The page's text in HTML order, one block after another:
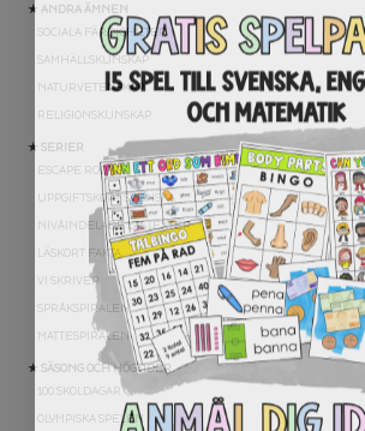
★ ANDRA ÄMNEN
SOCIALA FÄRDIGHETER
SAMHÄLLSKUNSKAP
NATURVETENSKAP
RELIGIONSKUNSKAP
★ SERIER
ESCAPE ROOMS
UPPGIFTSKORT SVENSKA
NIVÅINDELADE LÄSTEXTER
LÄSKORT FAKTA
VI SKRIVER
SPRÅKSPIRALEN
MATTESPIRALEN
★ SÄSONG OCH HÖGTIDER
100 SKOLDAGAR
OLYMPISKA SPELEN